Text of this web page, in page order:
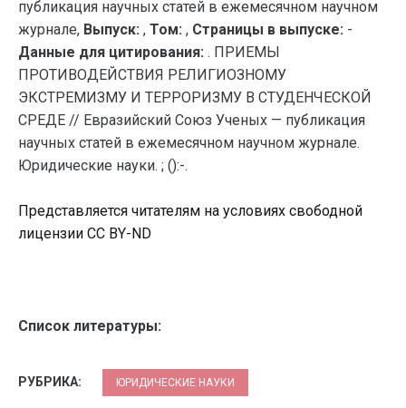
публикация научных статей в ежемесячном научном
журнале, Выпуск: , Том: , Страницы в выпуске: -
Данные для цитирования: . ПРИЕМЫ
ПРОТИВОДЕЙСТВИЯ РЕЛИГИОЗНОМУ
ЭКСТРЕМИЗМУ И ТЕРРОРИЗМУ В СТУДЕНЧЕСКОЙ
СРЕДЕ // Евразийский Союз Ученых — публикация
научных статей в ежемесячном научном журнале.
Юридические науки. ; ():-.
Представляется читателям на условиях свободной
лицензии CC BY-ND
Список литературы:
РУБРИКА: ЮРИДИЧЕСКИЕ НАУКИ